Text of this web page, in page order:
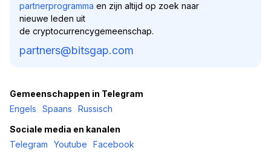
partnerprogramma en zijn altijd op zoek naar
nieuwe leden uit
de cryptocurrencygemeenschap.
partners@bitsgap.com
Gemeenschappen in Telegram
Engels
Spaans
Russisch
Sociale media en kanalen
Telegram
Youtube Facebook